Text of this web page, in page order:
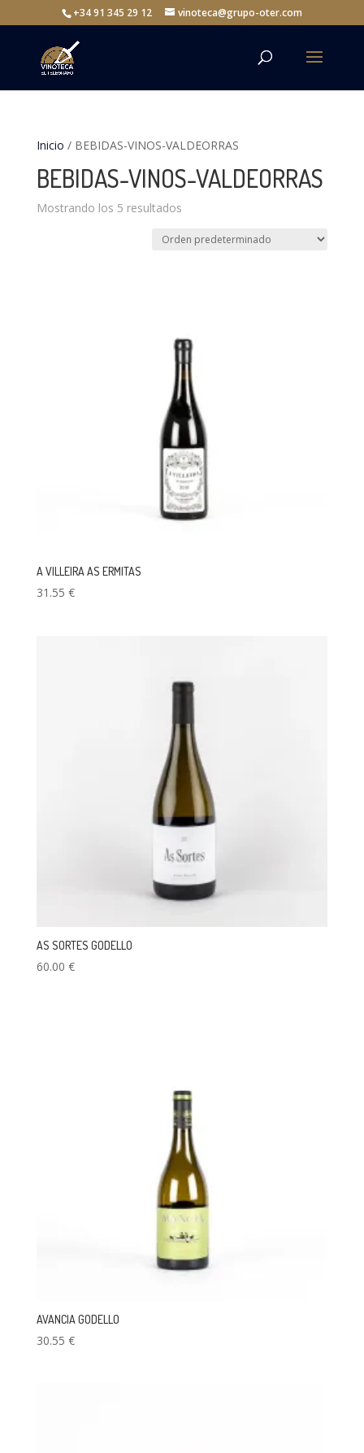
+34 91 345 29 12 vinoteca@grupo-oter.com
Inicio / BEBIDAS-VINOS-VALDEORRAS
BEBIDAS-VINOS-VALDEORRAS
Mostrando los 5 resultados
A VILLEIRA AS ERMITAS
31.55 €
AS SORTES GODELLO
60.00 €
AVANCIA GODELLO
30.55 €